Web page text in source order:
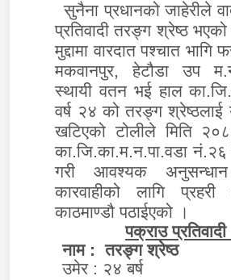
सुनैना प्रधानको जाहेरीले
प्रतिवादी तरङ्ग श्रेष्ठ भएको
मुद्दामा वारदात पश्चात भागि
मकवानपुर, हेटौडा उप
स्थायी वतन भई हाल
वर्ष २४ को तरङ्ग श्रेष्ठलाई
खटिएको टोलीले मिति
का.जि.का.म.न.पा.वडा
गरी आवश्यक
कारवाहीको लागि प्रहरी
काठमाण्डौ पठाईएको ।
पक्राउ प्रतिवादी
नाम :तरङ्ग श्रेष्ठ
उमेर : २४ बर्ष